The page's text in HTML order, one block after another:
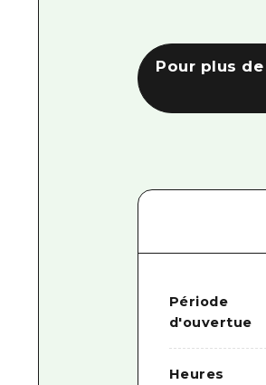
Pour plus
Période
d'ouvertue
Heures